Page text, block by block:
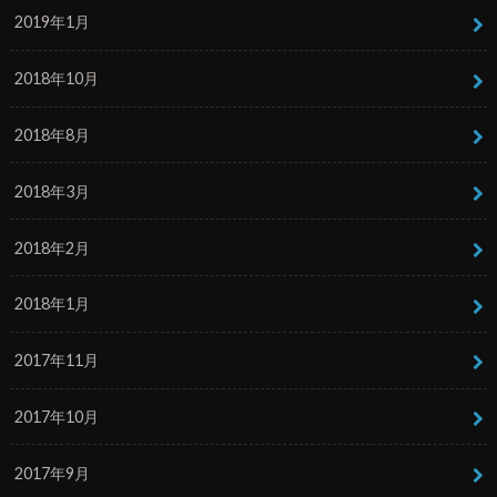
2019年1月
2018年10月
2018年8月
2018年3月
2018年2月
2018年1月
2017年11月
2017年10月
2017年9月